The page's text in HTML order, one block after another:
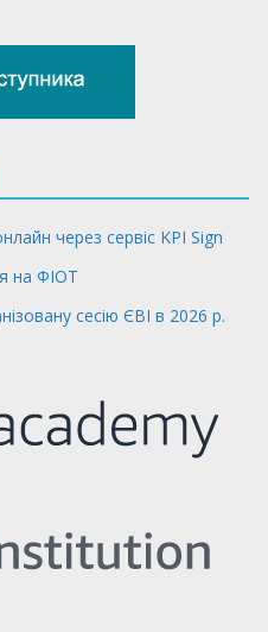
через сервіс KPI Sign
на ФІОТ
сесію ЄВІ в 2026 р.